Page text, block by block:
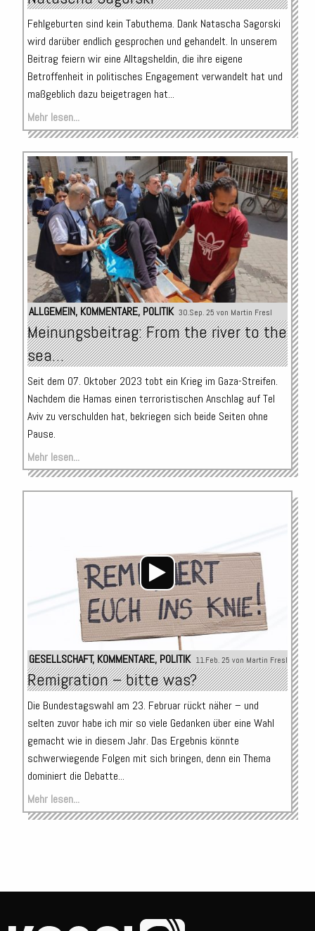
Fehlgeburten sind kein Tabuthema. Dank Natascha Sagorski
wird darüber endlich gesprochen und gehandelt. In unserem
Beitrag feiern wir eine Alltagsheldin, die ihre eigene
Betroffenheit in politisches Engagement verwandelt hat und
maßgeblich dazu beigetragen hat...
Mehr lesen...
ALLGEMEIN, KOMMENTARE, POLITIK 30.Sep. 25 von Martin Fresl
Meinungsbeitrag: From the river to the
sea…
Seit dem 07. Oktober 2023 tobt ein Krieg im Gaza-Streifen.
Nachdem die Hamas einen terroristischen Anschlag auf Tel
Aviv zu verschulden hat, bekriegen sich beide Seiten ohne
Pause.
Mehr lesen...
Audio-
Player
GESELLSCHAFT, KOMMENTARE, POLITIK 11.Feb. 25 von Martin Fresl
Remigration – bitte was?
Die Bundestagswahl am 23. Februar rückt näher – und
selten zuvor habe ich mir so viele Gedanken über eine Wahl
gemacht wie in diesem Jahr. Das Ergebnis könnte
schwerwiegende Folgen mit sich bringen, denn ein Thema
dominiert die Debatte...
Mehr lesen...